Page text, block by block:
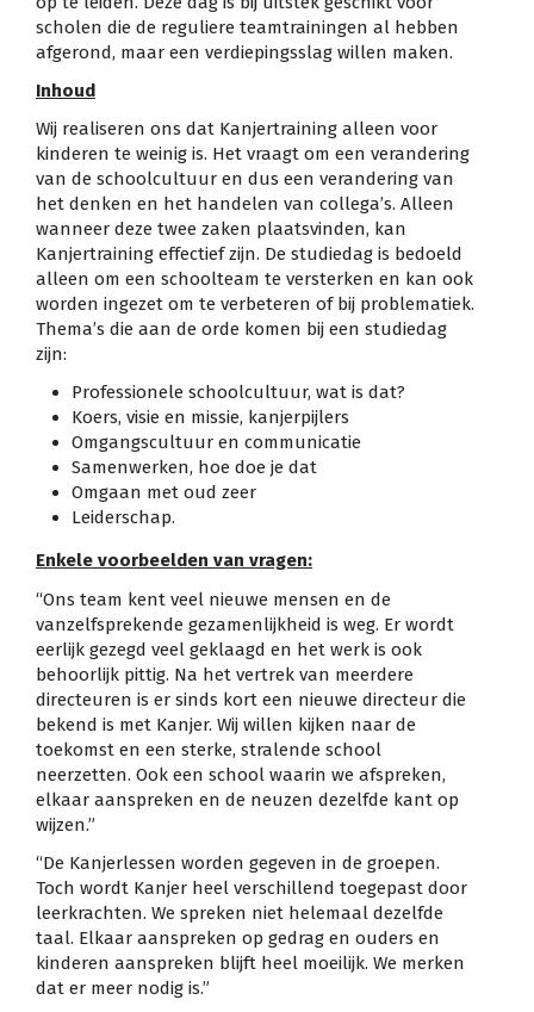
scholen die de reguliere teamtrainingen al hebben
afgerond, maar een verdiepingsslag willen maken.
Inhoud
Wij realiseren ons dat Kanjertraining alleen voor
kinderen te weinig is. Het vraagt om een verandering
van de schoolcultuur en dus een verandering van
het denken en het handelen van collega’s. Alleen
wanneer deze twee zaken plaatsvinden, kan
Kanjertraining effectief zijn. De studiedag is bedoeld
alleen om een schoolteam te versterken en kan ook
worden ingezet om te verbeteren of bij problematiek.
Thema’s die aan de orde komen bij een studiedag
zijn:
Professionele schoolcultuur, wat is dat?
Koers, visie en missie, kanjerpijlers
Omgangscultuur en communicatie
Samenwerken, hoe doe je dat
Omgaan met oud zeer
Leiderschap.
Enkele voorbeelden van vragen:
“Ons team kent veel nieuwe mensen en de
vanzelfsprekende gezamenlijkheid is weg. Er wordt
eerlijk gezegd veel geklaagd en het werk is ook
behoorlijk pittig. Na het vertrek van meerdere
directeuren is er sinds kort een nieuwe directeur die
bekend is met Kanjer. Wij willen kijken naar de
toekomst en een sterke, stralende school
neerzetten. Ook een school waarin we afspreken,
elkaar aanspreken en de neuzen dezelfde kant op
wijzen.”
“De Kanjerlessen worden gegeven in de groepen.
Toch wordt Kanjer heel verschillend toegepast door
leerkrachten. We spreken niet helemaal dezelfde
taal. Elkaar aanspreken op gedrag en ouders en
kinderen aanspreken blijft heel moeilijk. We merken
dat er meer nodig is.”